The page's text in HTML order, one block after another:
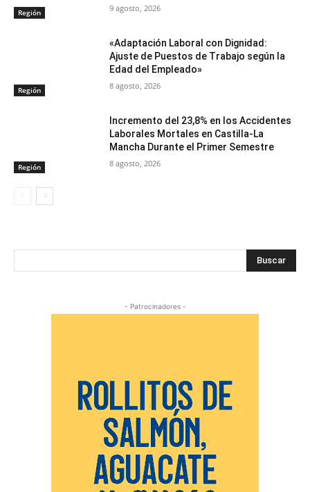
Región 9 agosto, 2026
Región
«Adaptación Laboral con Dignidad:
Ajuste de Puestos de Trabajo según la
Edad del Empleado»
8 agosto, 2026
Región
Incremento del 23,8% en los Accidentes
Laborales Mortales en Castilla-La
Mancha Durante el Primer Semestre
8 agosto, 2026
Buscar
- Patrocinadores -